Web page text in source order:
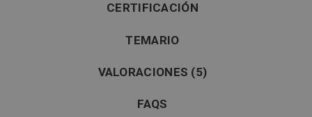
CERTIFICACIÓN
TEMARIO
VALORACIONES (5)
FAQS